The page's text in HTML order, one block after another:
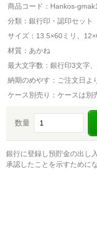
商品コード：Hankos-
分類： 銀行印・認印セット
サイズ：13.5×60ミリ、
材質：あかね
最大文字数：銀行印3文字
納期のめやす：ご注文日よ
ケース別売り：ケースは別
数量
銀行に登録し預貯金の出し
承認したことを示すために